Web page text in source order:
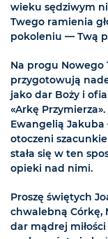
wieku sędziwym
Twego ramienia
pokoleniu — Twą
Na progu Nowego
przygotowują
jako dar Boży i
«Arkę
Ewangelią
otoczeni
stała się w ten
opieki nad nimi.
Proszę świętych
chwalebną Córkę,
dar mądrej